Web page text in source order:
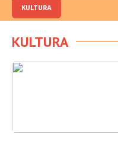
KULTURA
KULTURA